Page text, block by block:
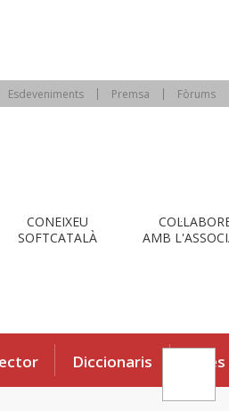
Esdeveniments Premsa Fòrums
CONEIXEU
SOFTCATALÀ
AMB
Diccionaris Eines